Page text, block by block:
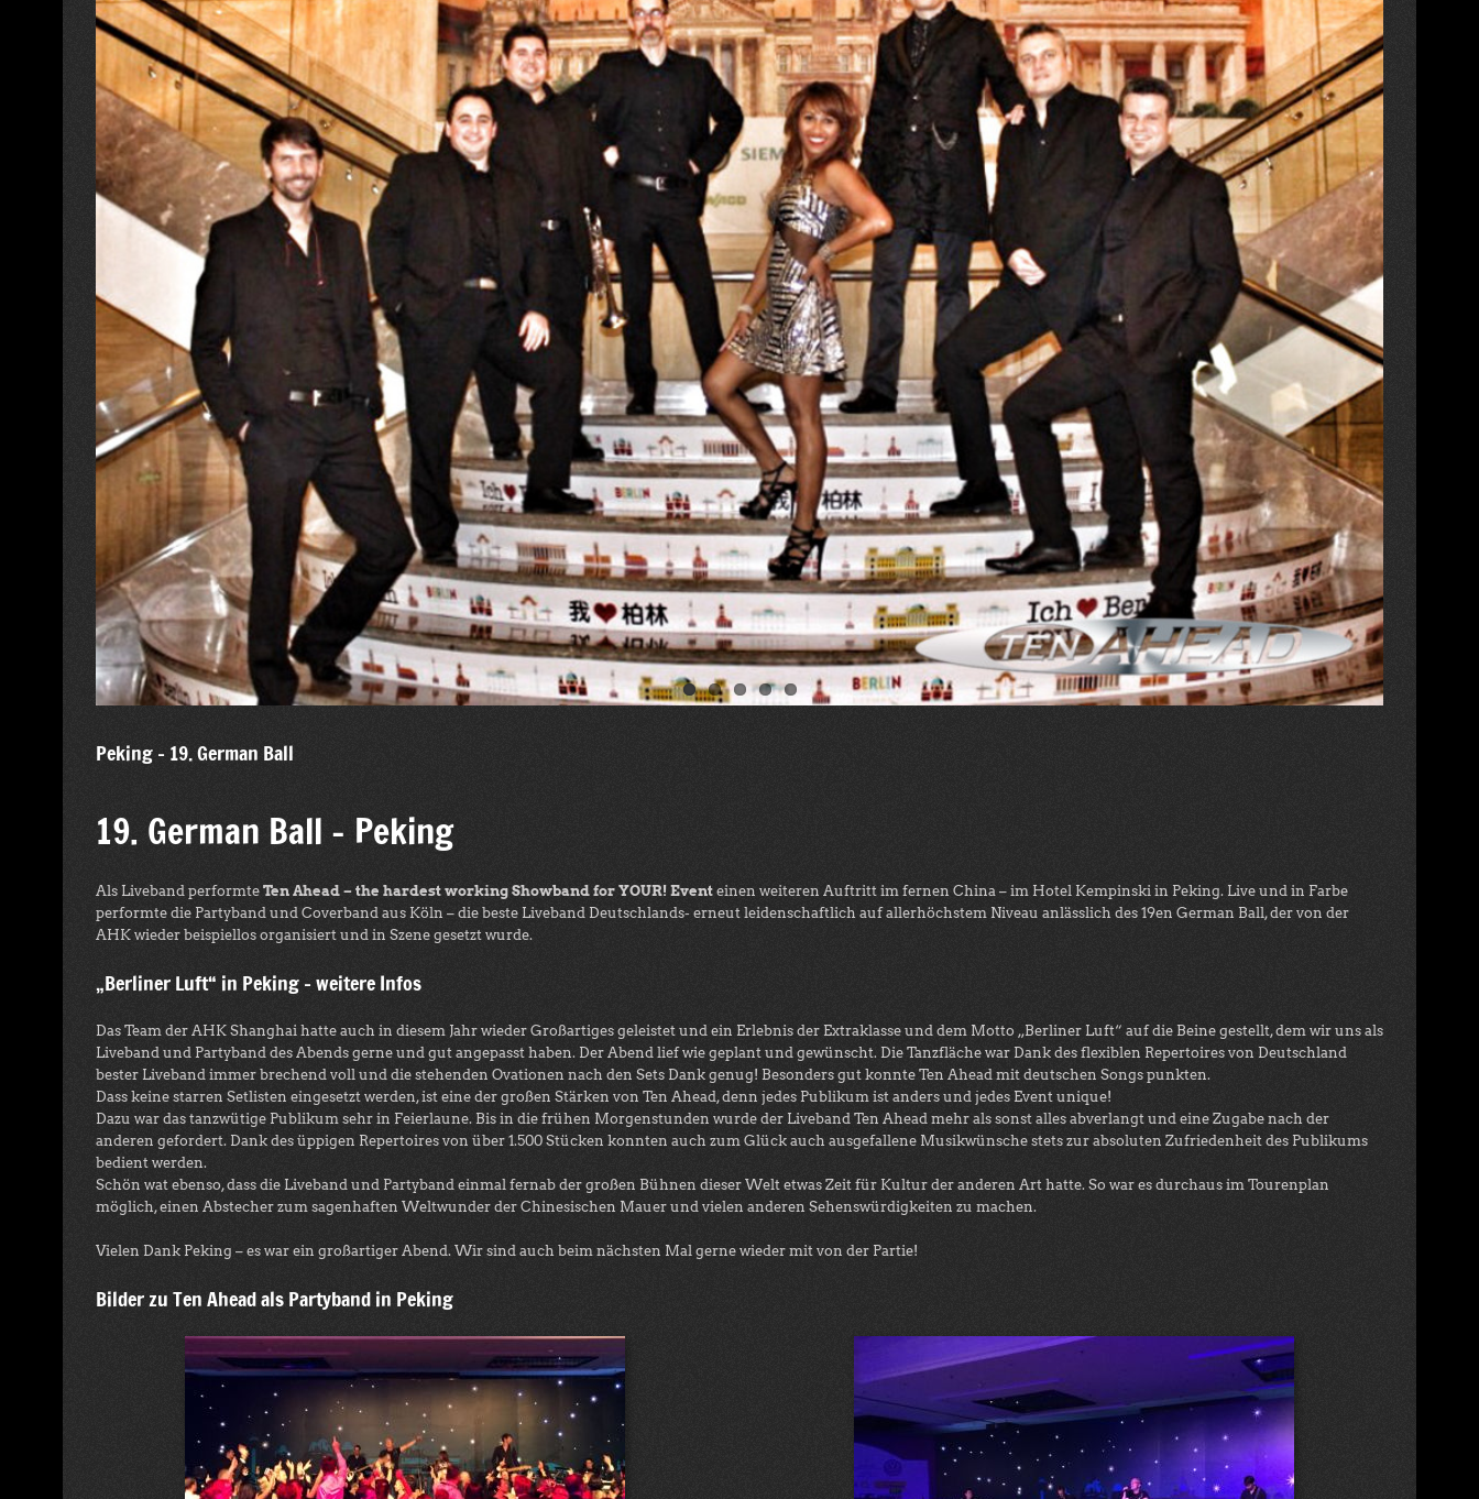
Peking – 19. German Ball
19. German Ball – Peking
Als Liveband performte Ten Ahead – the hardest working Showband for YOUR! Eventeinen weiteren Auftritt im fernen China – im Hotel Kempinski in Peking. Live und in Farbe
performte die Partyband und Coverband aus Köln – die beste Liveband Deutschlands- erneut leidenschaftlich auf allerhöchstem Niveau anlässlich des 19en German Ball, der von der
AHK wieder beispiellos organisiert und in Szene gesetzt wurde.
„Berliner Luft“ in Peking – weitere Infos
Das Team der AHK Shanghai hatte auch in diesem Jahr wieder Großartiges geleistet und ein Erlebnis der Extraklasse und dem Motto „Berliner Luft“ auf die Beine gestellt, dem wir uns als
Liveband und Partyband des Abends gerne und gut angepasst haben. Der Abend lief wie geplant und gewünscht. Die Tanzfläche war Dank des flexiblen Repertoires von Deutschland
bester Liveband immer brechend voll und die stehenden Ovationen nach den Sets Dank genug! Besonders gut konnte Ten Ahead mit deutschen Songs punkten.
Dass keine starren Setlisten eingesetzt werden, ist eine der großen Stärken von Ten Ahead, denn jedes Publikum ist anders und jedes Event unique!
Dazu war das tanzwütige Publikum sehr in Feierlaune. Bis in die frühen Morgenstunden wurde der Liveband Ten Ahead mehr als sonst alles abverlangt und eine Zugabe nach der
anderen gefordert. Dank des üppigen Repertoires von über 1.500 Stücken konnten auch zum Glück auch ausgefallene Musikwünsche stets zur absoluten Zufriedenheit des Publikums
bedient werden.
Schön wat ebenso, dass die Liveband und Partyband einmal fernab der großen Bühnen dieser Welt etwas Zeit für Kultur der anderen Art hatte. So war es durchaus im Tourenplan
möglich, einen Abstecher zum sagenhaften Weltwunder der Chinesischen Mauer und vielen anderen Sehenswürdigkeiten zu machen.
Vielen Dank Peking – es war ein großartiger Abend. Wir sind auch beim nächsten Mal gerne wieder mit von der Partie!
Bilder zu Ten Ahead als Partyband in Peking